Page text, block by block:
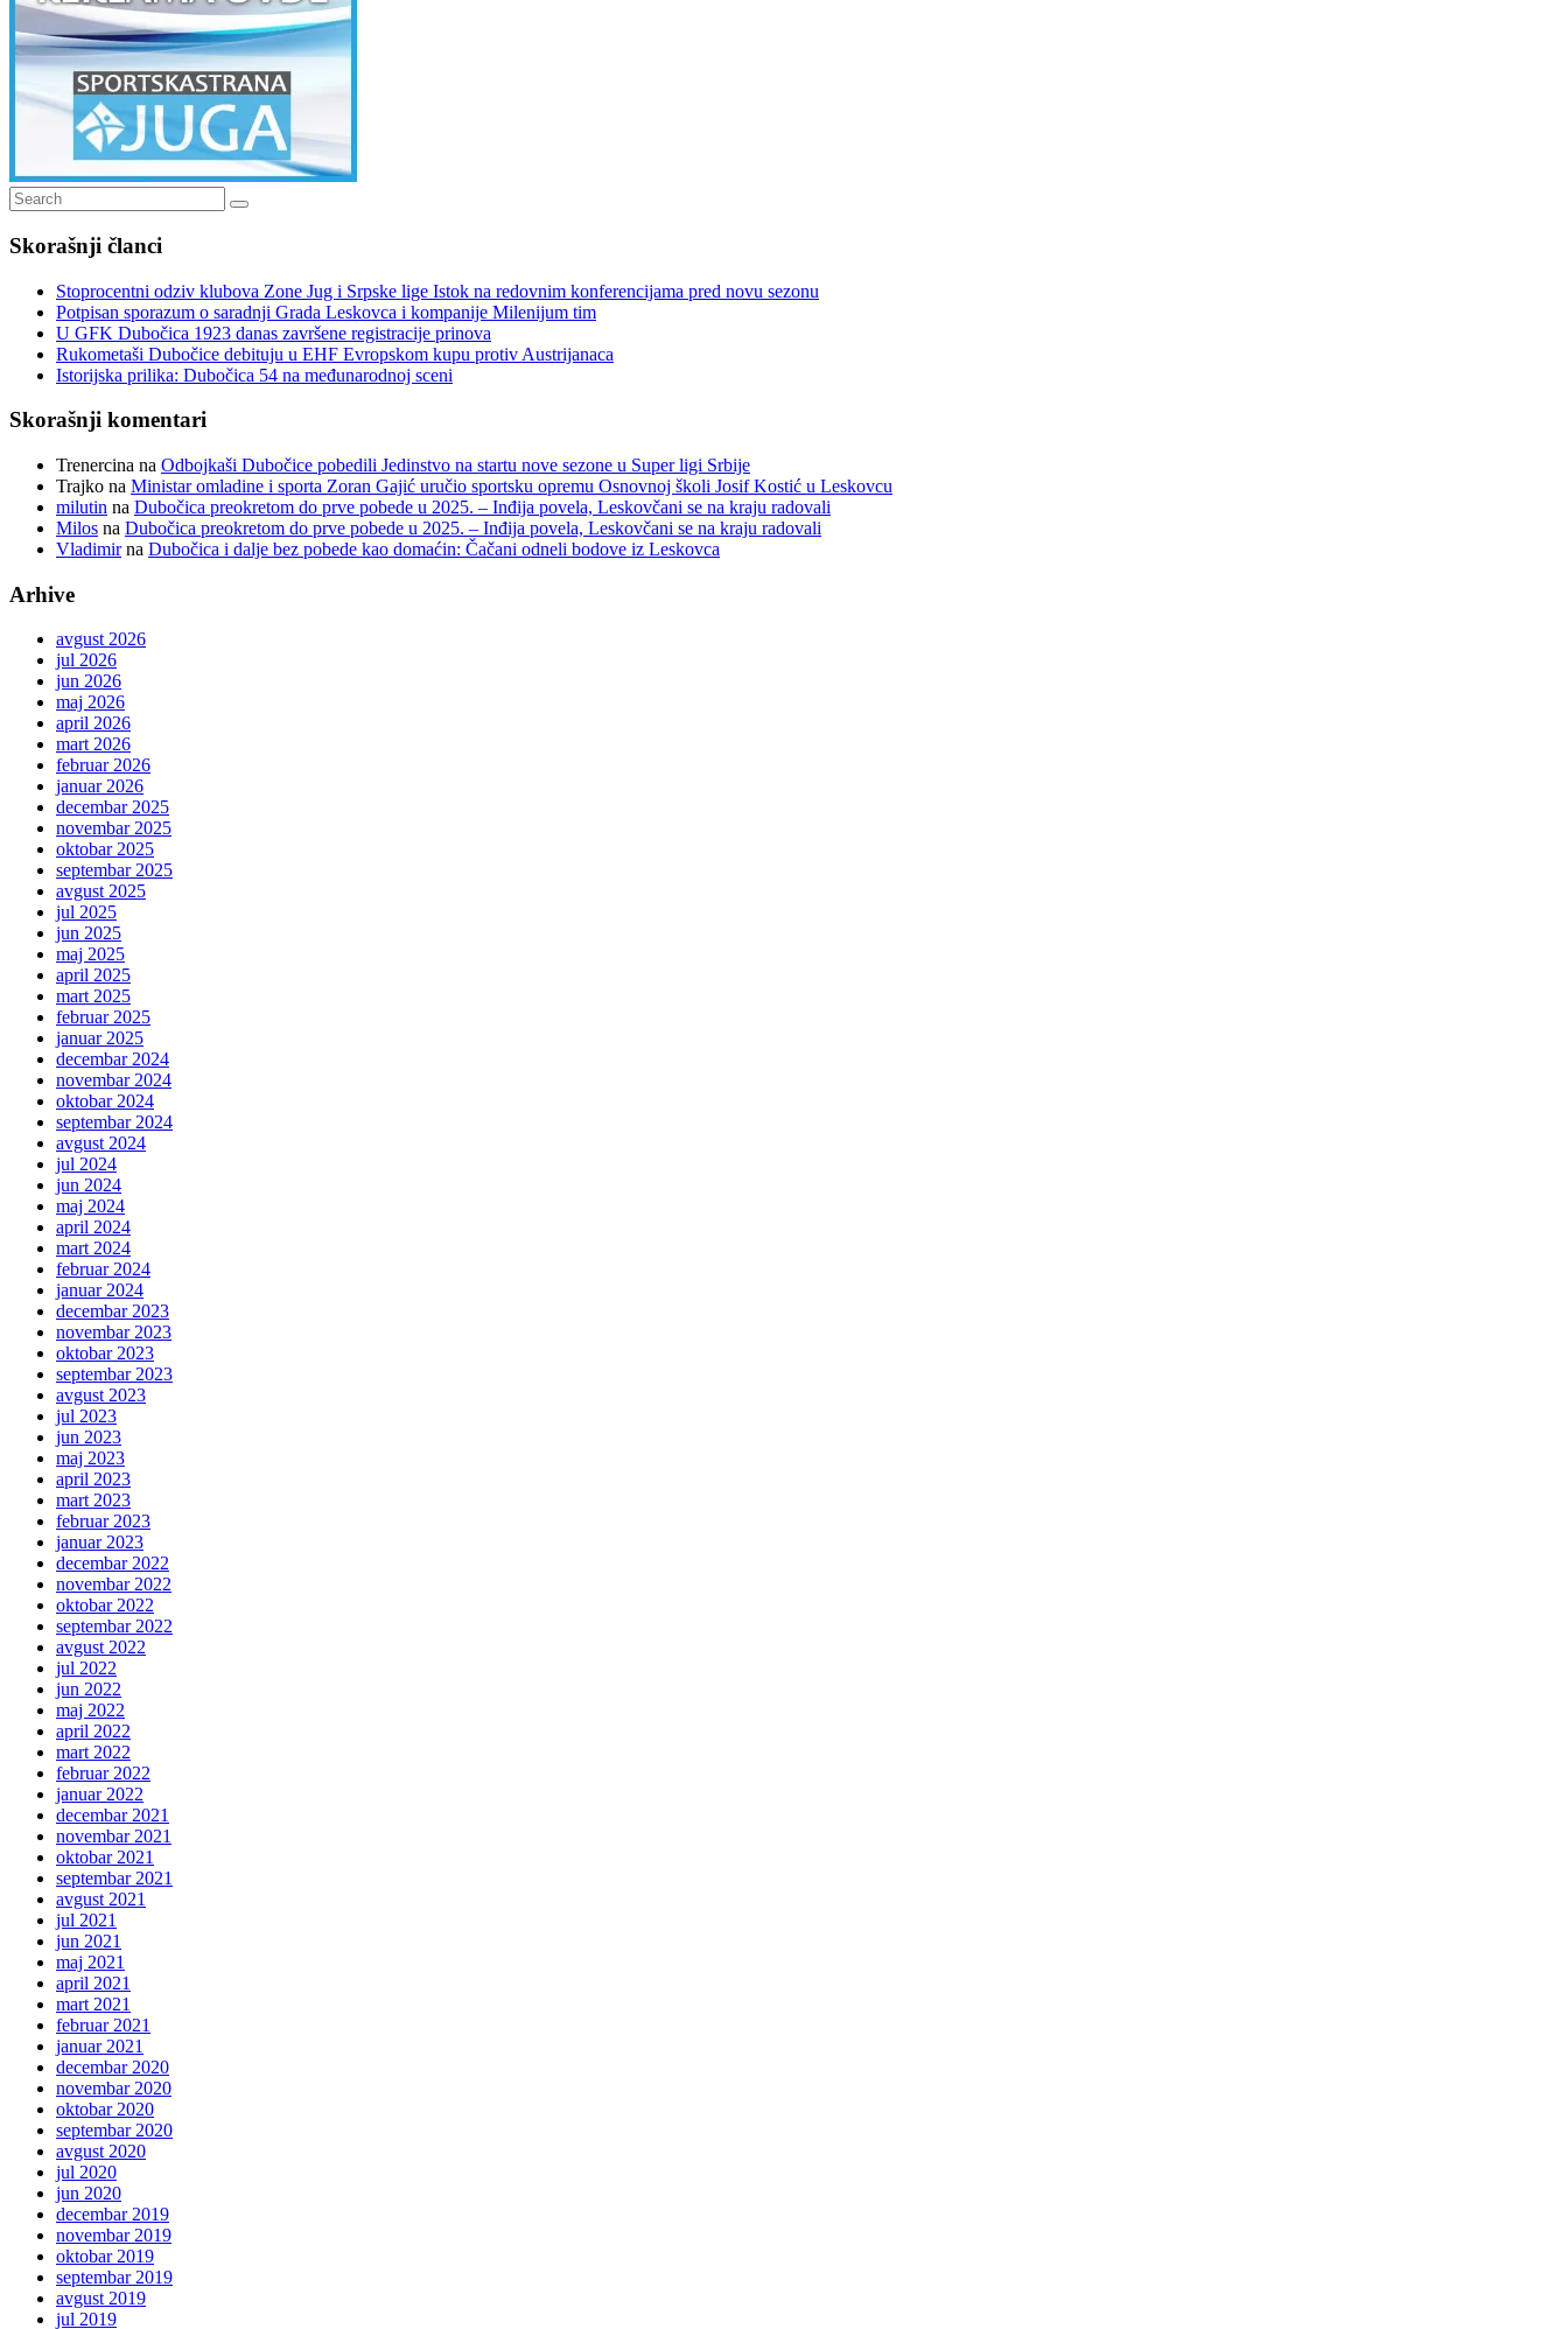
Search
for:
Search
Skorašnji članci
Stoprocentni odziv klubova Zone Jug i Srpske lige Istok na redovnim konferencijama pred novu sezonu
Potpisan sporazum o saradnji Grada Leskovca i kompanije Milenijum tim
U GFK Dubočica 1923 danas završene registracije prinova
Rukometaši Dubočice debituju u EHF Evropskom kupu protiv Austrijanaca
Istorijska prilika: Dubočica 54 na međunarodnoj sceni
Skorašnji komentari
Trenercina na Odbojkaši Dubočice pobedili Jedinstvo na startu nove sezone u Super ligi Srbije
Trajko na Ministar omladine i sporta Zoran Gajić uručio sportsku opremu Osnovnoj školi Josif Kostić u Leskovcu
milutin na Dubočica preokretom do prve pobede u 2025. – Inđija povela, Leskovčani se na kraju radovali
Milos na Dubočica preokretom do prve pobede u 2025. – Inđija povela, Leskovčani se na kraju radovali
Vladimirna Dubočica i dalje bez pobede kao domaćin: Čačani odneli bodove iz Leskovca
Arhive
avgust 2026
jul 2026
jun 2026
maj 2026
april 2026
mart 2026
februar 2026
januar 2026
decembar 2025
novembar 2025
oktobar 2025
septembar 2025
avgust 2025
jul 2025
jun 2025
maj 2025
april 2025
mart 2025
februar 2025
januar 2025
decembar 2024
novembar 2024
oktobar 2024
septembar 2024
avgust 2024
jul 2024
jun 2024
maj 2024
april 2024
mart 2024
februar 2024
januar 2024
decembar 2023
novembar 2023
oktobar 2023
septembar 2023
avgust 2023
jul 2023
jun 2023
maj 2023
april 2023
mart 2023
februar 2023
januar 2023
decembar 2022
novembar 2022
oktobar 2022
septembar 2022
avgust 2022
jul 2022
jun 2022
maj 2022
april 2022
mart 2022
februar 2022
januar 2022
decembar 2021
novembar 2021
oktobar 2021
septembar 2021
avgust 2021
jul 2021
jun 2021
maj 2021
april 2021
mart 2021
februar 2021
januar 2021
decembar 2020
novembar 2020
oktobar 2020
septembar 2020
avgust 2020
jul 2020
jun 2020
decembar 2019
novembar 2019
oktobar 2019
septembar 2019
avgust 2019
jul 2019